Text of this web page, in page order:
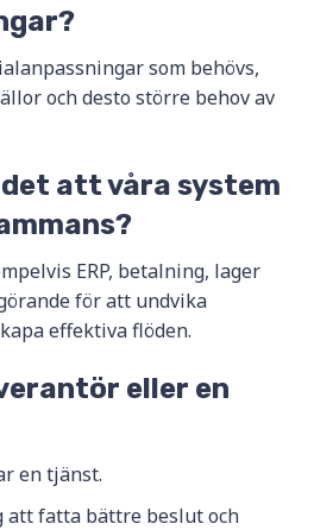
som behövs,
och desto större behov av
att våra system
ERP, betalning, lager
för att undvika
effektiva flöden.
eller en
en tjänst.
att fatta bättre beslut och